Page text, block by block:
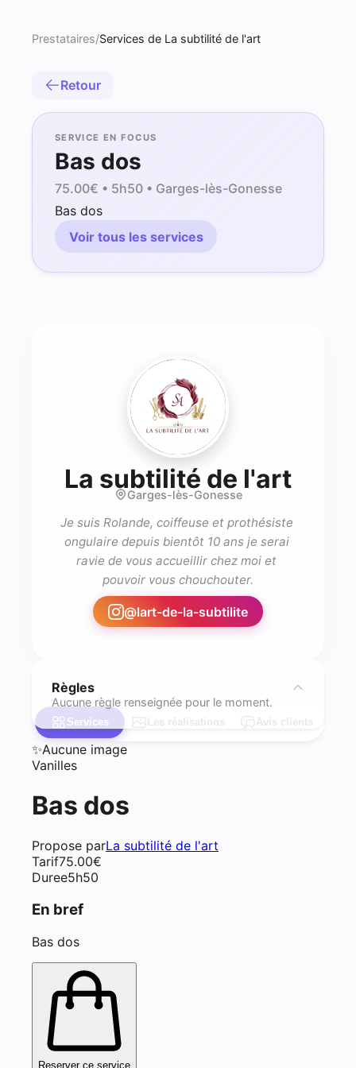
Prestataires/Services de La subtilité de l'art
Retour
SERVICE EN FOCUS
Bas dos
75.00€ • 5h50 • Garges-lès-Gonesse
Bas dos
Voir tous les services
La subtilité de l'art-
Garges-lès-Gonesse
Je suis Rolande, coiffeuse et prothésiste
ongulaire depuis bientôt 10 ans je serai
ravie de vous accueillir chez moi et
pouvoir vous chouchouter.
@lart-de-la-subtilite
Règles
Aucune règle renseignée pour le moment.
Services Les réalisations Avis clients
✨Aucune image
Vanilles
Bas dos
Propose parLa subtilité de l'art
Tarif75.00€
Duree5h50
En bref
Bas dos
Reserver ce service